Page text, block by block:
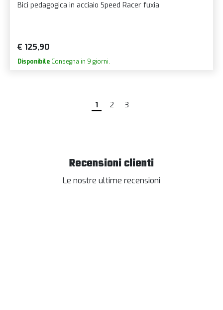
Bici pedagogica in acciaio Speed Racer fuxia
€ 125,90
Disponibile Consegna in 9 giorni.
1 2 3
Recensioni clienti
Le nostre ultime recensioni